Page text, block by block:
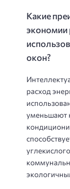
Какие
экономии
окон?
расход
уменьшают